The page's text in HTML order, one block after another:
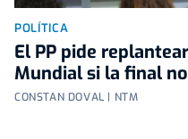
POLÍTICA
El PP pide
Mundial si la final
CONSTAN DOVAL | NTM